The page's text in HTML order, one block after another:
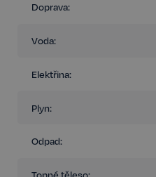
Doprava:
Voda:
Elektřina:
Plyn:
Odpad: